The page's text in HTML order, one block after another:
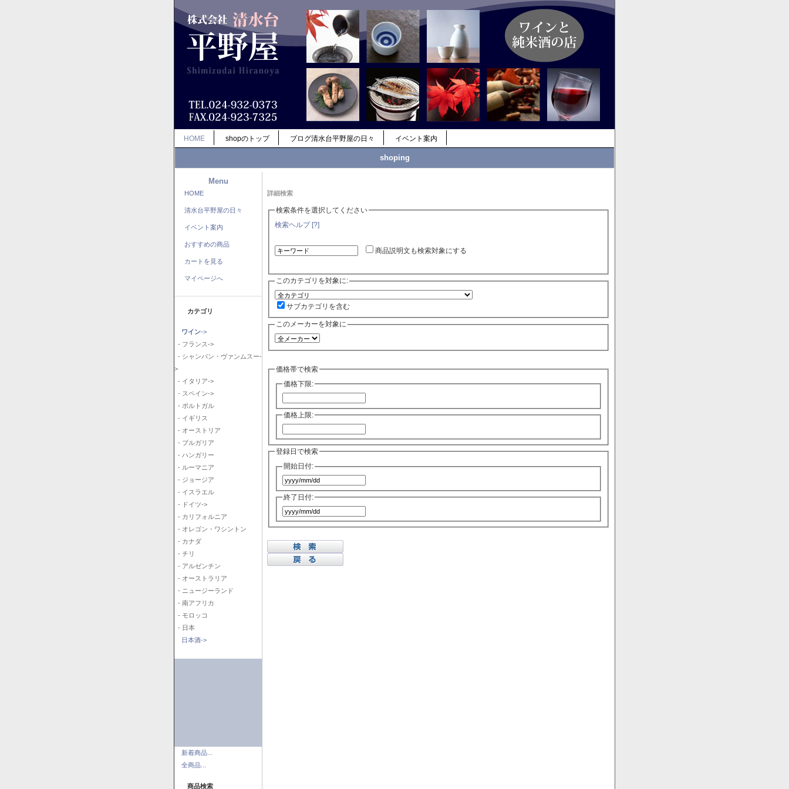
HOME shopのトップ ブログ清水台平野屋の日々 イベント案内
shoping
Menu
HOME
清水台平野屋の日々
イベント案内
おすすめの商品
カートを見る
マイページへ
カテゴリ
ワイン->
- フランス->
- シャンパン・ヴァンムスー-
>
- イタリア->
- スペイン->
- ポルトガル
- イギリス
- オーストリア
- ブルガリア
- ハンガリー
- ルーマニア
- ジョージア
- イスラエル
- ドイツ->
- カリフォルニア
- オレゴン・ワシントン
- カナダ
- チリ
- アルゼンチン
- オーストラリア
- ニュージーランド
- 南アフリカ
- モロッコ
- 日本
日本酒->
新着商品...
全商品...
商品検索
詳細検索
検索条件を選択してください
検索ヘルプ [?]
商品説明文も検索対象にする
このカテゴリを対象に:
サブカテゴリを含む
このメーカーを対象に
価格帯で検索
価格下限:
価格上限:
登録日で検索
開始日付:
終了日付: